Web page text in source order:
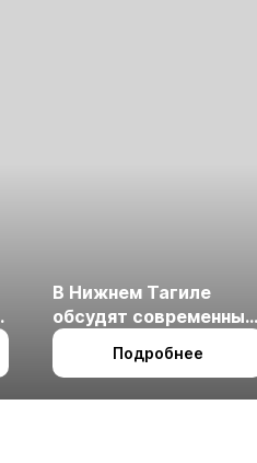
В Нижнем Тагиле
обсудят современные
технологии
измельчения
Подробнее